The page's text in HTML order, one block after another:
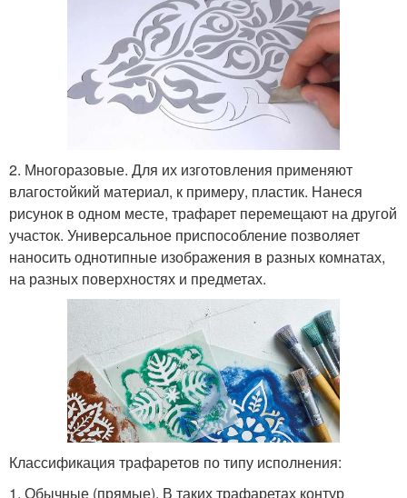
2. Многоразовые. Для их изготовления применяют
влагостойкий материал, к примеру, пластик. Нанеся
рисунок в одном месте, трафарет перемещают на другой
участок. Универсальное приспособление позволяет
наносить однотипные изображения в разных комнатах,
на разных поверхностях и предметах.
Классификация трафаретов по типу исполнения:
1. Обычные (прямые). В таких трафаретах контур